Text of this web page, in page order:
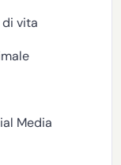
vita
Media